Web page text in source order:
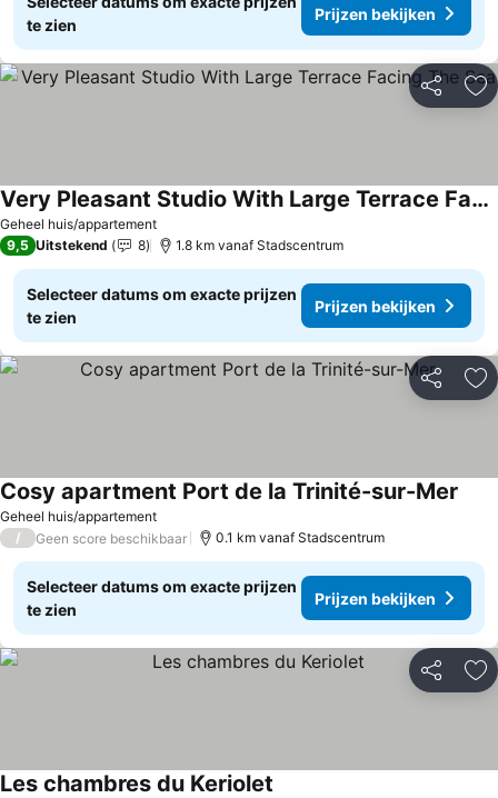
te zien
Prijzen bekijken
Delen
Geheel huis/appartement
Very Pleasant Studio With Large Terrace Facing The Sea
Prijzen bekijken
9,5 Uitstekend 8 1.8 km vanaf Stadscentrum
Selecteer datums om exacte prijzen
te zien
Prijzen bekijken
Delen
Geheel huis/appartement
Cosy apartment Port de la Trinité-sur-Mer
/ Geen score beschikbaar 0.1 km vanaf Stadscentrum
Selecteer datums om exacte prijzen
te zien
Prijzen bekijken
Delen
Les chambres du Keriolet